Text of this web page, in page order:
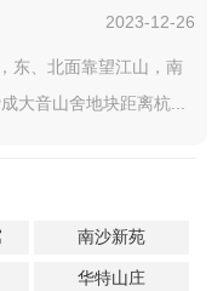
2023-12-26
东、北面靠望江山，南
大音山舍地块距离杭...
南沙新苑
华特山庄